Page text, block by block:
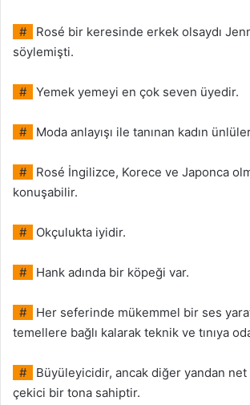
#
Rosé bir keresinde erkek olsaydı
söylemişti.
# Yemek yemeyi en çok seven üyedir.
# Moda anlayışı ile tanınan kadın
#
Rosé İngilizce, Korece ve Japonca
konuşabilir.
# Okçulukta iyidir.
# Hank adında bir köpeği var.
#
Her seferinde mükemmel bir ses
temellere bağlı kalarak teknik ve tınıya
#
Büyüleyicidir, ancak diğer yandan net
çekici bir tona sahiptir.